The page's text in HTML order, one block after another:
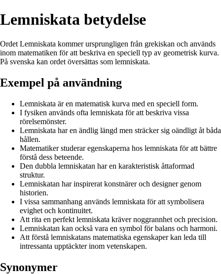
Lemniskata betydelse
Ordet Lemniskata kommer ursprungligen från grekiskan och används
inom matematiken för att beskriva en speciell typ av geometrisk kurva.
På svenska kan ordet översättas som lemniskata.
Exempel på användning
Lemniskata är en matematisk kurva med en speciell form.
I fysiken används ofta lemniskata för att beskriva vissa
rörelsemönster.
Lemniskata har en ändlig längd men sträcker sig oändligt åt båda
hållen.
Matematiker studerar egenskaperna hos lemniskata för att bättre
förstå dess beteende.
Den dubbla lemniskatan har en karakteristisk åttaformad
struktur.
Lemniskatan har inspirerat konstnärer och designer genom
historien.
I vissa sammanhang används lemniskata för att symbolisera
evighet och kontinuitet.
Att rita en perfekt lemniskata kräver noggrannhet och precision.
Lemniskatan kan också vara en symbol för balans och harmoni.
Att förstå lemniskatans matematiska egenskaper kan leda till
intressanta upptäckter inom vetenskapen.
Synonymer